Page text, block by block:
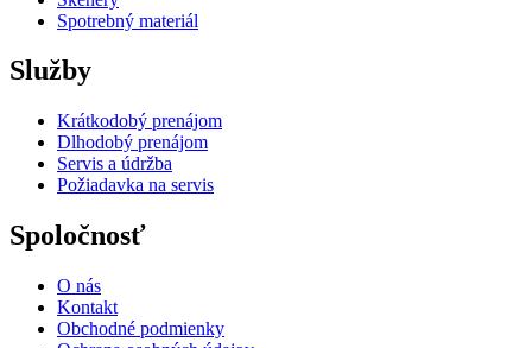
Spotrebný materiál
Služby
Krátkodobý prenájom
Dlhodobý prenájom
Servis a údržba
Požiadavka na servis
Spoločnosť
O nás
Kontakt
Obchodné podmienky